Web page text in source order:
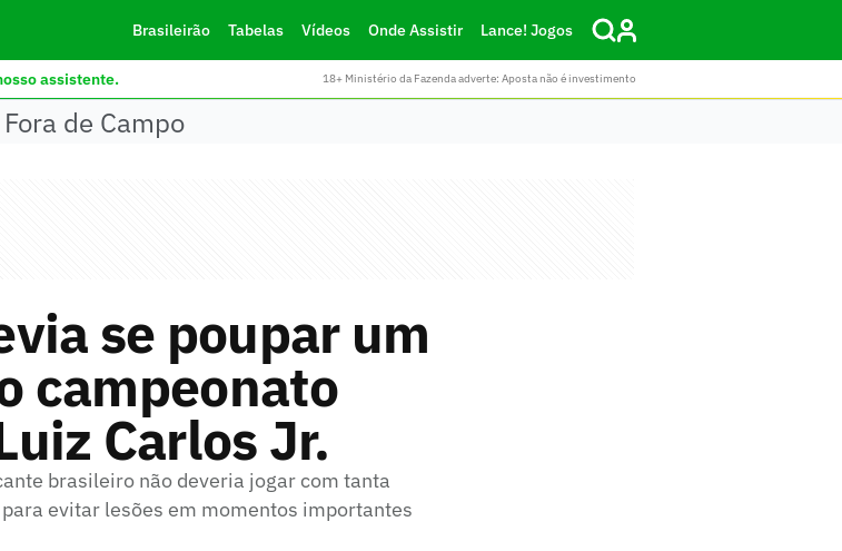
Brasileirão Tabelas Vídeos Onde Assistir Lance! Jogos
assistente. 18+ Ministério da Fazenda adverte: Aposta não é investimento
Fora de Campo
se poupar um
campeonato
Carlos Jr.
brasileiro não deveria jogar com tanta
evitar lesões em momentos importantes